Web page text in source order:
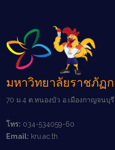
มหาวิทยาลัยราชภัฏ
70 ม.4 ต.หนองบัว อ.เมืองกาญจนบุรี
โทร: 034-534059-60
Email: kru.ac.th